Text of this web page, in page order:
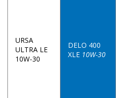
URSA
ULTRA LE
10W-30
DELO 400
XLE 10W-30